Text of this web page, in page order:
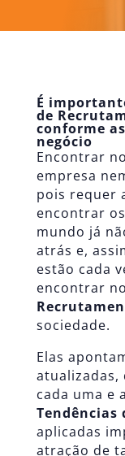
É
de
conforme
negócio
Encontrar
empresa
pois requer
encontrar
mundo já
atrás e,
estão cada
encontrar
sociedade.
Elas
atualizadas,
cada uma e
Tendências
aplicadas
atração de